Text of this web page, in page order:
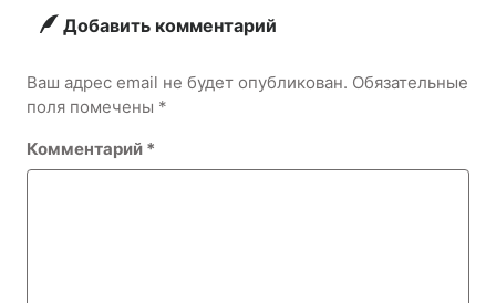
Добавить комментарий
Ваш адрес email не будет опубликован. Обязательные
поля помечены *
Комментарий *